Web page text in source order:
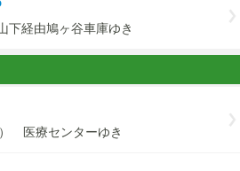
下経由鳩ヶ谷車庫ゆき
医療センターゆき